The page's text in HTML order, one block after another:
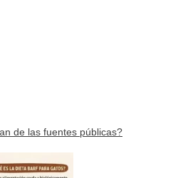
de las fuentes públicas?